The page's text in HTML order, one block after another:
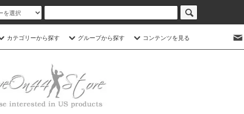
カテゴリーから探す グループから探す コンテンツを見る